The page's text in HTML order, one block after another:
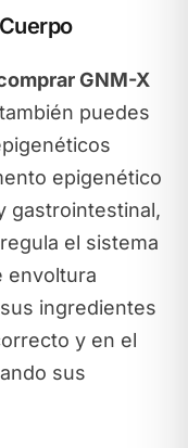
GNM-X
puedes
epigenético
gastrointestinal,
el sistema
envoltura
ingredientes
y en el
sus